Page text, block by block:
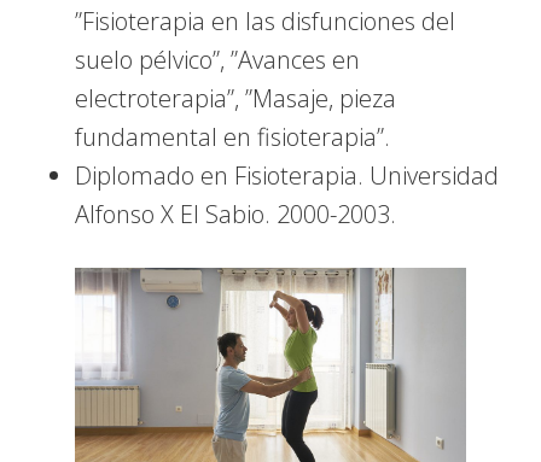
”Fisioterapia en las disfunciones del
suelo pélvico”, ”Avances en
electroterapia”, ”Masaje, pieza
fundamental en fisioterapia”.
Diplomado en Fisioterapia. Universidad
Alfonso X El Sabio. 2000-2003.